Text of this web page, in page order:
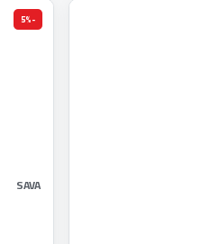
-5%
SAVA